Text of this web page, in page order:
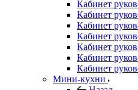
Кабинет
Кабинет
Кабинет
Кабинет
Кабинет
Кабинет
Кабинет
Мини-кухни